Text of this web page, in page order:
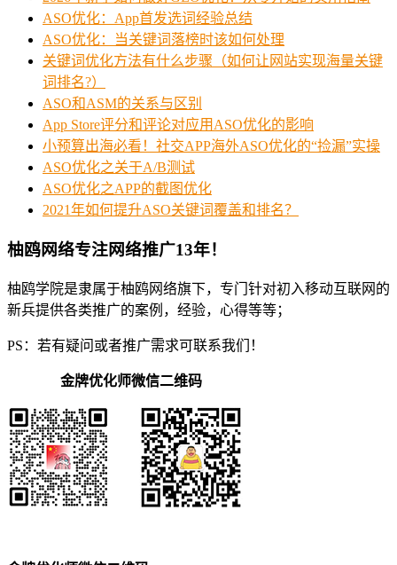
ASO优化：App首发选词经验总结
ASO优化：当关键词落榜时该如何处理
关键词优化方法有什么步骤（如何让网站实现海量关键
词排名?）
ASO和ASM的关系与区别
App Store评分和评论对应用ASO优化的影响
小预算出海必看！社交APP海外ASO优化的“捡漏”实操
ASO优化之关于A/B测试
ASO优化之APP的截图优化
2021年如何提升ASO关键词覆盖和排名？
柚鸥网络专注网络推广13年！
柚鸥学院是隶属于柚鸥网络旗下，专门针对初入移动互联网的
新兵提供各类推广的案例，经验，心得等等；
PS：若有疑问或者推广需求可联系我们！
金牌优化师微信二维码